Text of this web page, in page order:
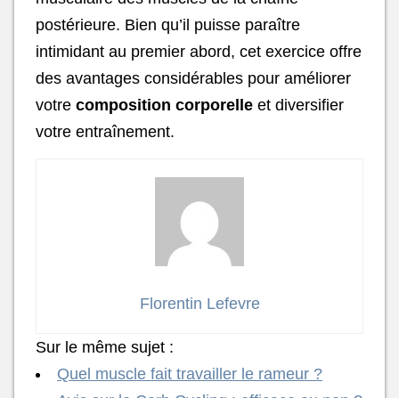
postérieure. Bien qu’il puisse paraître
intimidant au premier abord, cet exercice offre
des avantages considérables pour améliorer
votre composition corporelle et diversifier
votre entraînement.
Florentin Lefevre
Sur le même sujet :
Quel muscle fait travailler le rameur ?